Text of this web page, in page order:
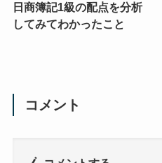
日商簿記1級の配点を分析
してみてわかったこと
コメント